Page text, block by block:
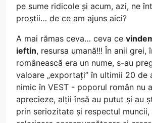
pe sume ridicole și acum, azi, ne
proștii… de ce am ajuns aici?
A mai rămas ceva… ceva ce
ieftin, resursa umană!!! În anii grei,
românească era un nume, s-au
valoare „exportați” în ultimii 20 de
nimic în VEST - poporul român nu
aprecieze, alții însă au putut și au
prin seriozitate și respectul